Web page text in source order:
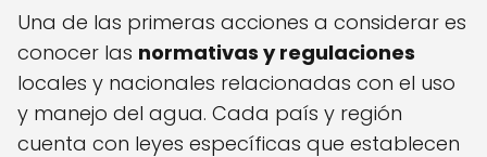
Una de las primeras acciones a considerar es
conocer las normativas y regulaciones
locales y nacionales relacionadas con el uso
y manejo del agua. Cada país y región
cuenta con leyes específicas que establecen